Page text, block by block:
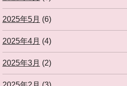
2025年5月 (6)
2025年4月 (4)
2025年3月 (2)